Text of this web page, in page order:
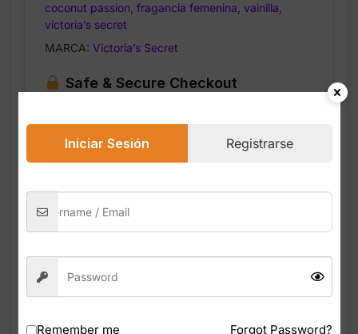
coconut passion fragancia femenina vainilla
victoria’s secret
MARCA: Victoria’s Secret
Safe & Secure Checkout
El Coconut Passion Fragrance Mist de
Iniciar Sesión Registrarse
Remember me Forgot Password?